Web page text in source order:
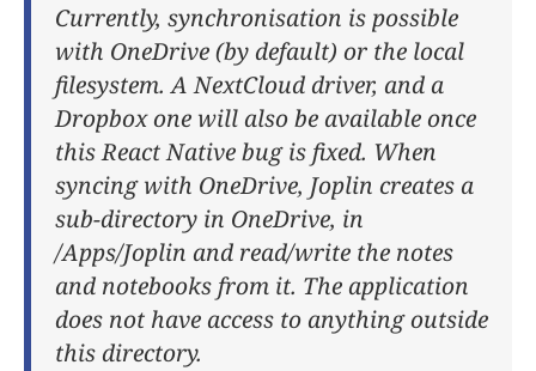
Currently, synchronisation is possible
with OneDrive (by default) or the local
filesystem. A NextCloud driver, and a
Dropbox one will also be available once
this React Native bug is fixed. When
syncing with OneDrive, Joplin creates a
sub-directory in OneDrive, in
/Apps/Joplin and read/write the notes
and notebooks from it. The application
does not have access to anything outside
this directory.